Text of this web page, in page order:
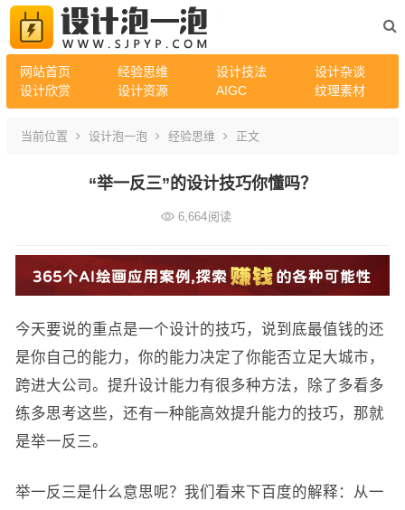
网站首页 经验思维 设计技法
设计杂谈
设计欣赏
设计资源 AIGC 纹理素材
当前位置 设计泡一泡 经验思维 正文
“举一反三”的设计技巧你懂吗？
6,664阅读
今天要说的重点是一个设计的技巧，说到底最值钱的还
是你自己的能力，你的能力决定了你能否立足大城市，
跨进大公司。提升设计能力有很多种方法，除了多看多
练多思考这些，还有一种能高效提升能力的技巧，那就
是举一反三。
举一反三是什么意思呢？我们看来下百度的解释：从一